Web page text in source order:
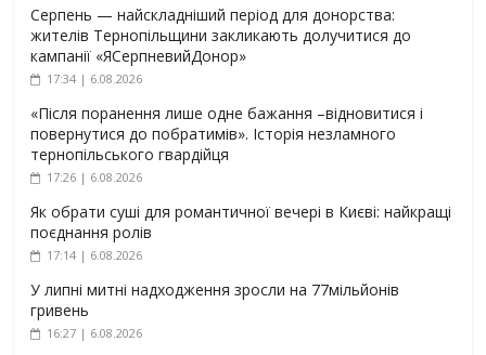
Серпень — найскладніший період для донорства:
жителів Тернопільщини закликають долучитися до
кампанії «ЯСерпневийДонор»
17:34 | 6.08.2026
«Після поранення лише одне бажання –відновитися і
повернутися до побратимів». Історія незламного
тернопільського гвардійця
17:26 | 6.08.2026
Як обрати суші для романтичної вечері в Києві: найкращі
поєднання ролів
17:14 | 6.08.2026
У липні митні надходження зросли на 77мільйонів
гривень
16:27 | 6.08.2026